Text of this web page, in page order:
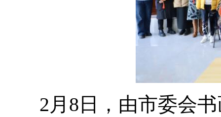
2月8日，由市委会书